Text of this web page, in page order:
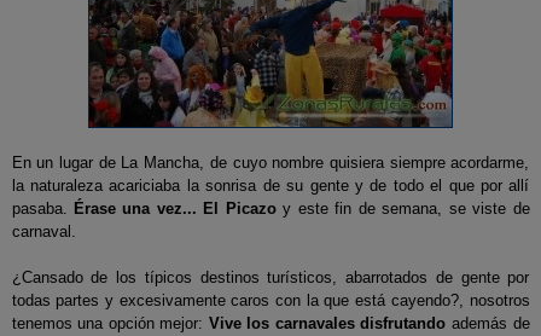
En un lugar de La Mancha, de cuyo nombre quisiera siempre acordarme,
la naturaleza acariciaba la sonrisa de su gente y de todo el que por allí
pasaba. Érase una vez... El Picazoy este fin de semana, se viste de
carnaval.
¿Cansado de los típicos destinos turísticos, abarrotados de gente por
todas partes y excesivamente caros con la que está cayendo?, nosotros
tenemos una opción mejor: Vive los carnavales disfrutando además de